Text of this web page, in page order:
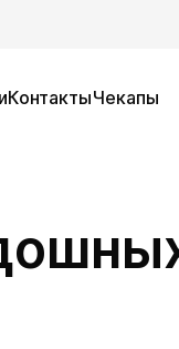
КонтактыЧекапы